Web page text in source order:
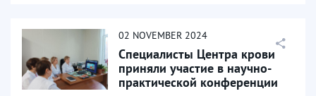
02 NOVEMBER 2024
Специалисты Центра крови
приняли участие в научно-
практической конференции